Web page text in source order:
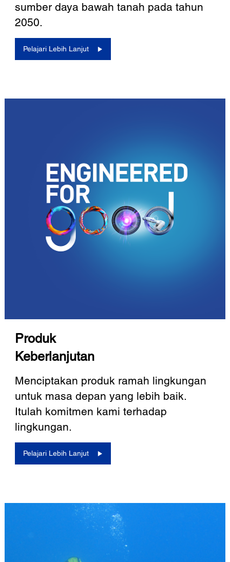
sumber daya bawah tanah pada tahun
2050.
Pelajari Lebih Lanjut
Produk
Keberlanjutan
Menciptakan produk ramah lingkungan
untuk masa depan yang lebih baik.
Itulah komitmen kami terhadap
lingkungan.
Pelajari Lebih Lanjut